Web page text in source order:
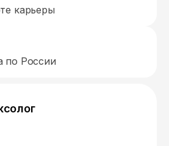
карьеры
по России